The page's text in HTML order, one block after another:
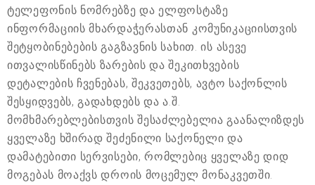
ტელეფონის ნომრებზე და ელფოსტაზე
ინფორმაციის მხარდაჭერასთან კომუნიკაციისთვის
შეტყობინებების გაგზავნის სახით. ის ასევე
ითვალისწინებს ზარების და შეკითხვების
დეტალების ჩვენებას, შეკვეთებს, ავტო საქონლის
შესყიდვებს, გადახდებს და ა.შ.
მომხმარებლებისთვის შესაძლებელია გაანალიზდეს
ყველაზე ხშირად შეძენილი საქონელი და
დამატებითი სერვისები, რომლებიც ყველაზე დიდ
მოგებას მოაქვს დროის მოცემულ მონაკვეთში.